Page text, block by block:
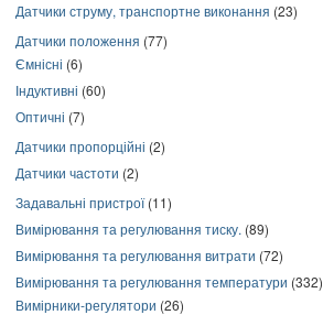
Датчики струму, транспортне виконання (23)
Датчики положення (77)
Ємнісні (6)
Індуктивні (60)
Оптичні (7)
Датчики пропорційні (2)
Датчики частоти (2)
Задавальні пристрої(11)
Вимірювання та регулювання тиску. (89)
Вимірювання та регулювання витрати (72)
Вимірювання та регулювання температури (332)
Вимірники-регулятори (26)